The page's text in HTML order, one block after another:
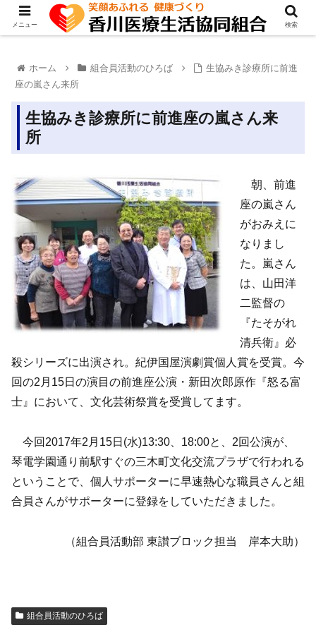
ホーム 組合員活動のひろば
生協みき診療所に前進
座の嵐さん来所
生協みき診療所に前進座の嵐さん来
所
朝、前進
座の嵐さん
がおみえに
なりまし
た。嵐さん
は、山田洋
二監督の
『たそがれ
清兵衛』必
殺シリーズに出演され。紀伊国屋演劇賞個人賞を受賞。今
回の2月15日の演目の前進座公演・新田次郎原作『怒る富
士』において、文化芸術祭賞を受賞してます。
今回2017年2月15日(水)13:30、18:00と、2回公演が、
琴電学園通り前駅すぐの三木町文化交流プラザで行われる
ということで、個人サポーターに早速熱心な職員さんと組
合員さんがサポーターに登録をしていただきました。
（組合員活動部 東讃ブロック担当 岸本大助）
組合員活動のひろば
メニュー 検索